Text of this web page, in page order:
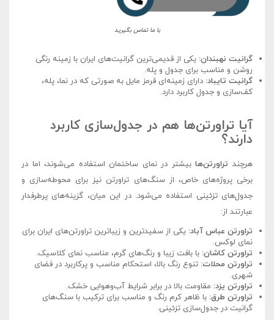
با ما تماس بگیرید
گرانیت نهبندان: یکی از قدیمی‌ترین گرانیت‌های ایران با زمینه رنگی
روشن و مناسب برای جدول و پله.
گرانیت تایباد: دارای زمینه‌ای قرمز مایل به صورتی که در نما، پله،
کف‌سازی و جدول کاربرد دارد.
آیا تراورتن‌ها هم در جدول‌سازی کاربرد
دارند؟
هرچند تراورتن‌هابیشتر در نمای ساختمان استفاده می‌شوند، اما در
برخی پروژه‌های خاص، از سنگ‌های تراورتن نیز برای محوطه‌سازی و
جدول‌های تزئینی استفاده می‌شود. در این میان، گزینه‌های پرطرفدار
عبارتند از:
تراورتن عباس آباد: یکی از سفیدترین و زیباترین تراورتن‌های ایران برای
نمای لوکس.
تراورتن کاشان: با بافت زیبا و رنگ‌های گرم، مناسب نمای کلاسیک.
تراورتن محلات: تنوع رنگ بالا، استحکام مناسب و پرکاربرد در فضای
شهری.
تراورتن یزد: مقاومت بالا در برابر شرایط آب‌وهوایی خشک.
تراورتن طرق: با ظاهر کرم رنگ و مناسب برای ترکیب با سنگ‌های
گرانیت در جدول‌سازی تزئینی.